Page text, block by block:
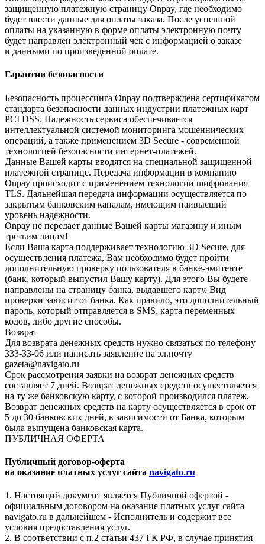
защищенную платежную страницу Onpay, где необходимо
будет ввести данные для оплаты заказа. После успешной
оплаты на указанную в форме оплаты электронную почту
будет направлен электронный чек с информацией о заказе
и данными по произведенной оплате.
Гарантии безопасности
Безопасность процессинга Onpay подтверждена сертификатом
стандарта безопасности данных индустрии платежных карт
PCI DSS. Надежность сервиса обеспечивается
интеллектуальной системой мониторинга мошеннических
операций, а также применением 3D Secure - современной
технологией безопасности интернет-платежей.
Данные Вашей карты вводятся на специальной защищенной
платежной странице. Передача информации в компанию
Onpay происходит с применением технологии шифрования
TLS. Дальнейшая передача информации осуществляется по
закрытым банковским каналам, имеющим наивысший
уровень надежности.
Onpay не передает данные Вашей карты магазину и иным
третьим лицам!
Если Ваша карта поддерживает технологию 3D Secure, для
осуществления платежа, Вам необходимо будет пройти
дополнительную проверку пользователя в банке-эмитенте
(банк, который выпустил Вашу карту). Для этого Вы будете
направлены на страницу банка, выдавшего карту. Вид
проверки зависит от банка. Как правило, это дополнительный
пароль, который отправляется в SMS, карта переменных
кодов, либо другие способы.
Возврат
Для возврата денежных средств нужно связаться по телефону
333-33-06 или написать заявление на эл.почту
gazeta@navigato.ru
Срок рассмотрения заявки на возврат денежных средств
составляет 7 дней. Возврат денежных средств осуществляется
на ту же банковскую карту, с которой производился платеж.
Возврат денежных средств на карту осуществляется в срок от
5 до 30 банковских дней, в зависимости от Банка, которым
была выпущена банковская карта.
ПУБЛИЧНАЯ ОФЕРТА
Публичный договор-оферта
на оказание платных услуг сайта navigato.ru
1. Настоящий документ является Публичной офертой -
официальным договором на оказание платных услуг сайта
navigato.ru в дальнейшем - Исполнитель и содержит все
условия предоставления услуг.
2. В соответствии с п.2 статьи 437 ГК РФ, в случае принятия